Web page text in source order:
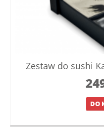
Zestaw do sushi
DO